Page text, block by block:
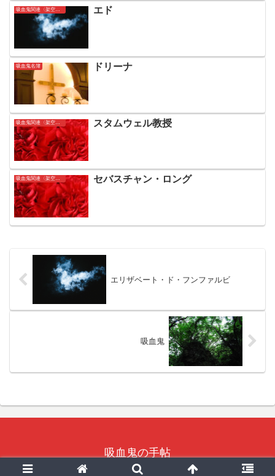
吸血鬼関連〈架空〉人名簿 エド
吸血鬼名簿 ドリーナ
スタムウェル教授
吸血鬼関連〈架空〉人名簿 セバスチャン・ロング
エリザベート・ド・フンファルビ
吸血鬼
吸血鬼の手帖
© 2014-2026 吸血鬼の手帖.